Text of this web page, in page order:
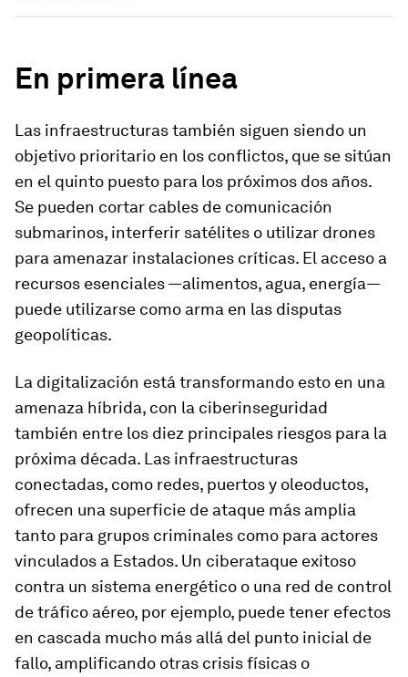
En primera línea
Las infraestructuras también siguen siendo un
objetivo prioritario en los conflictos, que se sitúan
en el quinto puesto para los próximos dos años.
Se pueden cortar cables de comunicación
submarinos, interferir satélites o utilizar drones
para amenazar instalaciones críticas. El acceso a
recursos esenciales —alimentos, agua, energía—
puede utilizarse como arma en las disputas
geopolíticas.
La digitalización está transformando esto en una
amenaza híbrida, con la ciberinseguridad
también entre los diez principales riesgos para la
próxima década. Las infraestructuras
conectadas, como redes, puertos y oleoductos,
ofrecen una superficie de ataque más amplia
tanto para grupos criminales como para actores
vinculados a Estados. Un ciberataque exitoso
contra un sistema energético o una red de control
de tráfico aéreo, por ejemplo, puede tener efectos
en cascada mucho más allá del punto inicial de
fallo, amplificando otras crisis físicas o